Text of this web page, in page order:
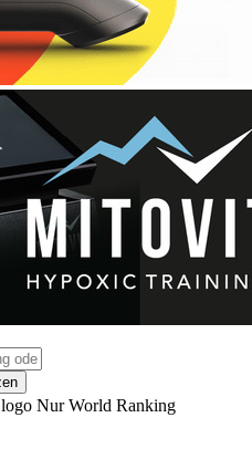
Nur World Ranking